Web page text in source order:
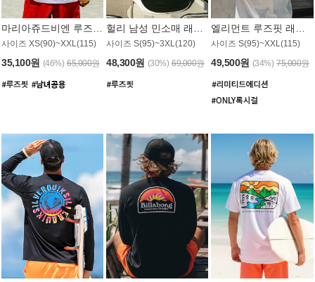
사이즈 XS(90)~XXL(115)
35,100원 (46%) 65,000원
사이즈 S(95)~3XL(120)
48,300원 (30%) 69,000원
사이즈 S(95)~XXL(115)
49,500원 (34%) 75,000원